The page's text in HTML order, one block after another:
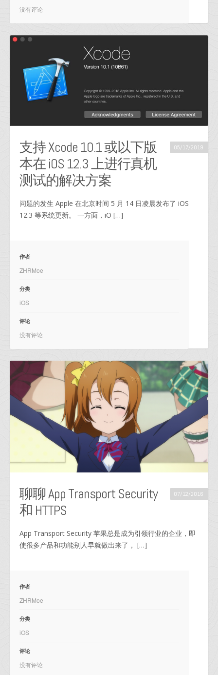
没有评论
支持 Xcode 10.1 或以下版
本在 iOS 12.3 上进行真机
测试的解决方案
05/17/2019
问题的发生​ Apple 在北京时间 5 月 14 日凌晨发布了 iOS
12.3 等系统更新。 一方面，iO […]
作者
ZHRMoe
分类
iOS
评论
没有评论
聊聊 App Transport Security
和 HTTPS
07/12/2016
App Transport Security 苹果总是成为引领行业的企业，即
使很多产品和功能别人早就做出来了， […]
作者
ZHRMoe
分类
iOS
评论
没有评论